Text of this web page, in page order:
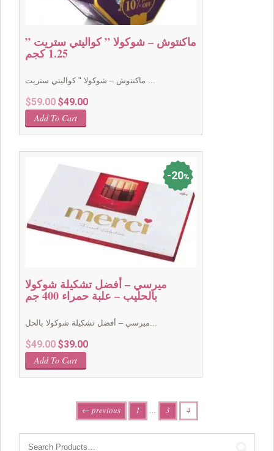
ماكنتوش – شوكولا ” كواليتي ستريت ”
1.25 كجم
ماكنتوش – شوكولا " كواليتي ستريت ...
$59.00 Original
price
was:
$49.00Current
Add To Cart
20%
ميرسي – أفضل تشكيلة شوكولا
بالحليب – علبة حمراء 400 جم
ميرسي – أفضل تشكيلة شوكولا بالحل...
$49.00 Original
price
was:
$39.00Current
Add To Cart
← previous 1 … 3 4